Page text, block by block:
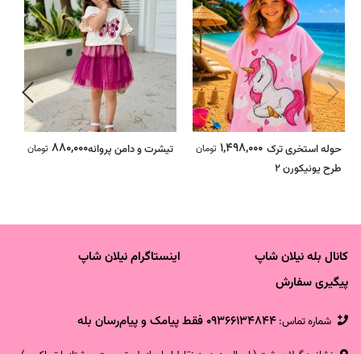
حوله استخری ترک
طرح یونیکورن 2
1,498,000 تومان تیشرت و دامن پروانه880,000 تومان
کانال بله نیلان شاپ
اینستاگرام نیلان شاپ
پیگیری سفارش
شماره تماس‌: 09366134844 فقط پیامک و پیام‌رسان بله